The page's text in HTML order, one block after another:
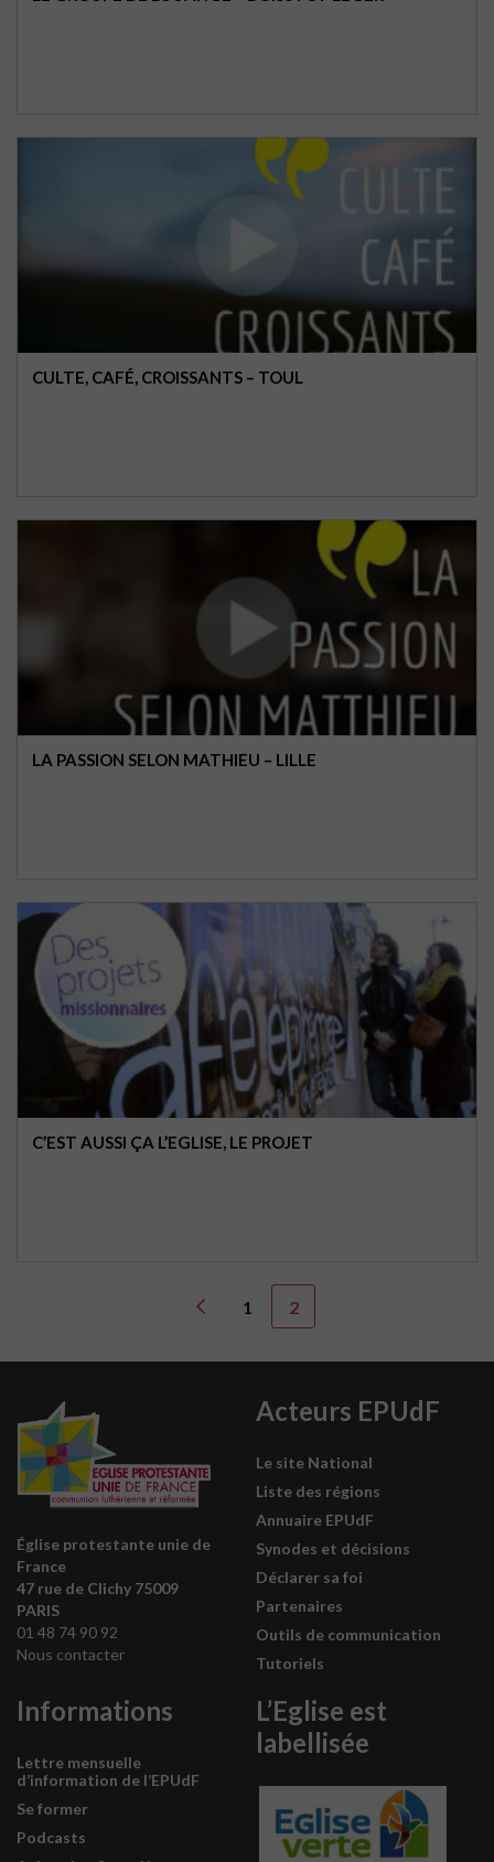
CULTE, CAFÉ, CROISSANTS – TOUL
LA PASSION SELON MATHIEU – LILLE
C’EST AUSSI ÇA L’EGLISE, LE PROJET
1 2
Église protestante unie de
France
47 rue de Clichy 75009
PARIS
01 48 74 90 92
Nous contacter
Acteurs EPUdF
Le site National
Liste des régions
Annuaire EPUdF
Synodes et décisions
Déclarer sa foi
Partenaires
Outils de communication
Tutoriels
Informations
Lettre mensuelle
d’information de l’EPUdF
Se former
Podcasts
L’Eglise est
labellisée